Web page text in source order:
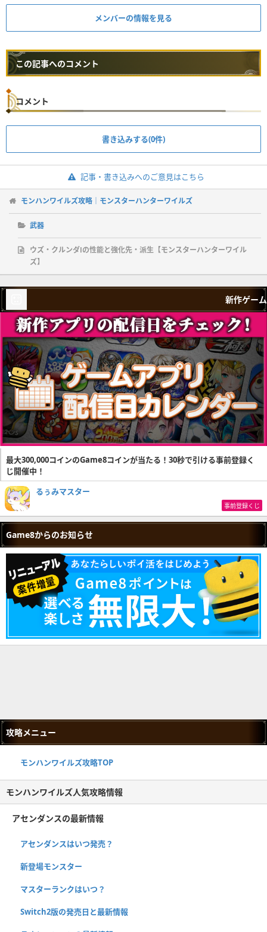
メンバーの情報を見る
この記事へのコメント
コメント
書き込みする(0件)
記事・書き込みへのご意見はこちら
モンハンワイルズ攻略｜モンスターハンターワイルズ
武器
ウズ・クルンダⅠの性能と強化先・派生【モンスターハンターワイル
ズ】
新作ゲーム
最大300,000コインのGame8コインが当たる！30秒で引ける事前登録く
じ開催中！
るぅみマスター
事前登録くじ
Game8からのお知らせ
攻略メニュー
モンハンワイルズ攻略TOP
モンハンワイルズ人気攻略情報
アセンダンスの最新情報
アセンダンスはいつ発売？
新登場モンスター
マスターランクはいつ？
Switch2版の発売日と最新情報